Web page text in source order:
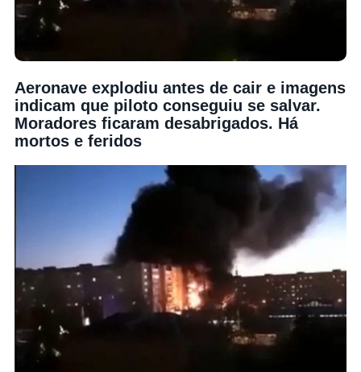
Aeronave explodiu antes de cair e imagens
indicam que piloto conseguiu se salvar.
Moradores ficaram desabrigados. Há
mortos e feridos